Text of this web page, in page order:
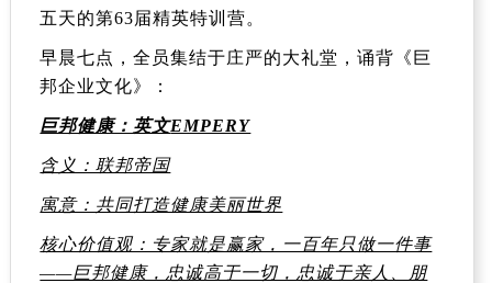
五天的第63届精英特训营。
早晨七点，全员集结于庄严的大礼堂，诵背《巨
邦企业文化》：
巨邦健康：英文EMPERY
含义：联邦帝国
寓意：共同打造健康美丽世界
核心价值观：专家就是赢家，一百年只做一件事
——巨邦健康，忠诚高于一切，忠诚于亲人、朋